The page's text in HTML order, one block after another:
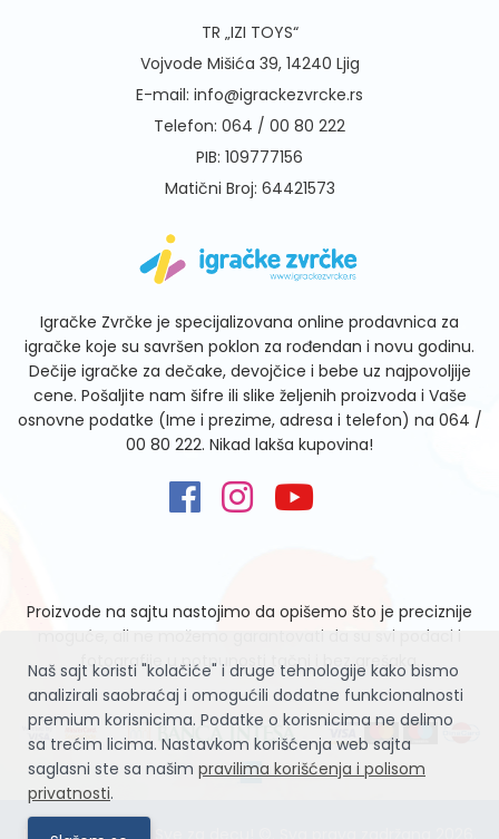
Naš sajt koristi "kolačiće" i druge tehnologije kako bismo
analizirali saobraćaj i omogućili dodatne funkcionalnosti
premium korisnicima. Podatke o korisnicima ne delimo
sa trećim licima. Nastavkom korišćenja web sajta
saglasni ste sa našim pravilima korišćenja i polisom
privatnosti.
TR „IZI TOYS“
Vojvode Mišića 39, 14240 Ljig
E-mail: info@igrackezvrcke.rs
Telefon: 064 / 00 80 222
PIB: 109777156
Matični Broj: 64421573
Igračke Zvrčke je specijalizovana online prodavnica za
igračke koje su savršen poklon za rođendan i novu godinu.
Dečije igračke za dečake, devojčice i bebe uz najpovoljije
cene. Pošaljite nam šifre ili slike željenih proizvoda i Vaše
osnovne podatke (Ime i prezime, adresa i telefon) na 064 /
00 80 222. Nikad lakša kupovina!
Proizvode na sajtu nastojimo da opišemo što je preciznije
moguće, ali ne možemo garantovati da su svi podaci i
fotografije u potpunosti tačni i bez grešaka.